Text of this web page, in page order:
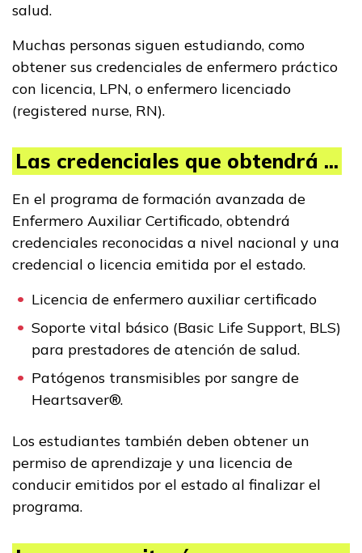
salud.
Muchas personas siguen estudiando, como
obtener sus credenciales de enfermero práctico
con licencia, LPN, o enfermero licenciado
(registered nurse, RN).
Las credenciales que obtendrá ...
En el programa de formación avanzada de
Enfermero Auxiliar Certificado, obtendrá
credenciales reconocidas a nivel nacional y una
credencial o licencia emitida por el estado.
Licencia de enfermero auxiliar certificado
Soporte vital básico (Basic Life Support, BLS)
para prestadores de atención de salud.
Patógenos transmisibles por sangre de
Heartsaver®.
Los estudiantes también deben obtener un
permiso de aprendizaje y una licencia de
conducir emitidos por el estado al finalizar el
programa.